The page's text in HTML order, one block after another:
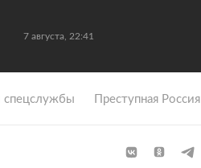
7 августа, 22:41
спецслужбы Преступная Россия